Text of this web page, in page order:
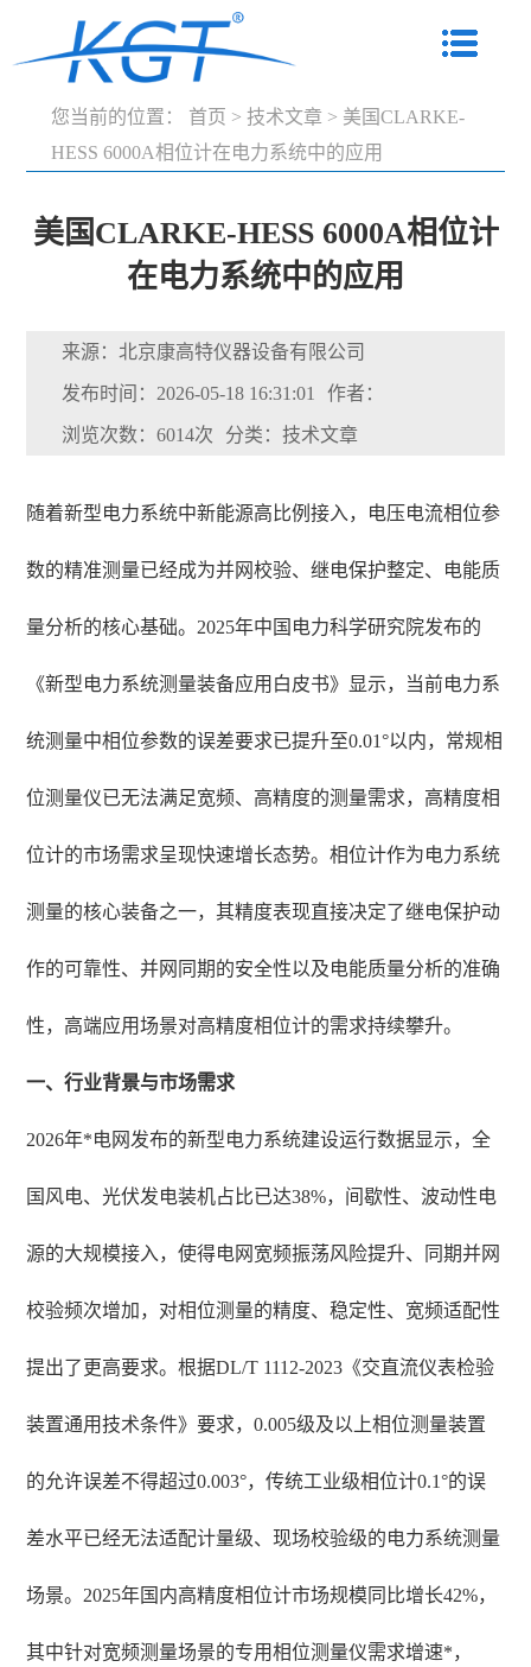
您当前的位置： 首页 > 技术文章 > 美国CLARKE-
HESS 6000A相位计在电力系统中的应用
美国CLARKE-HESS 6000A相位计
在电力系统中的应用
来源：北京康高特仪器设备有限公司
发布时间：2026-05-18 16:31:01 作者：
浏览次数：6014次 分类：技术文章
随着新型电力系统中新能源高比例接入，电压电流相位参
数的精准测量已经成为并网校验、继电保护整定、电能质
量分析的核心基础。2025年中国电力科学研究院发布的
《新型电力系统测量装备应用白皮书》显示，当前电力系
统测量中相位参数的误差要求已提升至0.01°以内，常规相
位测量仪已无法满足宽频、高精度的测量需求，高精度相
位计的市场需求呈现快速增长态势。相位计作为电力系统
测量的核心装备之一，其精度表现直接决定了继电保护动
作的可靠性、并网同期的安全性以及电能质量分析的准确
性，高端应用场景对高精度相位计的需求持续攀升。
一、行业背景与市场需求
2026年*电网发布的新型电力系统建设运行数据显示，全
国风电、光伏发电装机占比已达38%，间歇性、波动性电
源的大规模接入，使得电网宽频振荡风险提升、同期并网
校验频次增加，对相位测量的精度、稳定性、宽频适配性
提出了更高要求。根据DL/T 1112-2023《交直流仪表检验
装置通用技术条件》要求，0.005级及以上相位测量装置
的允许误差不得超过0.003°，传统工业级相位计0.1°的误
差水平已经无法适配计量级、现场校验级的电力系统测量
场景。2025年国内高精度相位计市场规模同比增长42%，
其中针对宽频测量场景的专用相位测量仪需求增速*，